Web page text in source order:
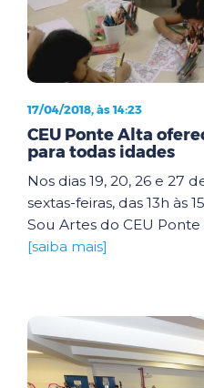
17/04/2018, às 14:23
CEU Ponte Alta
para todas idades
Nos dias 19, 20, 26 e 27
sextas-feiras, das 13h às
Sou Artes do CEU
[saiba mais]